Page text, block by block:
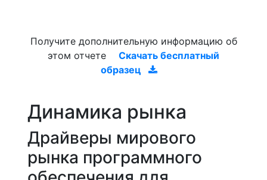
Получите дополнительную информацию об
этом отчете
Скачать бесплатный
образец
Динамика рынка
Драйверы мирового
рынка программного